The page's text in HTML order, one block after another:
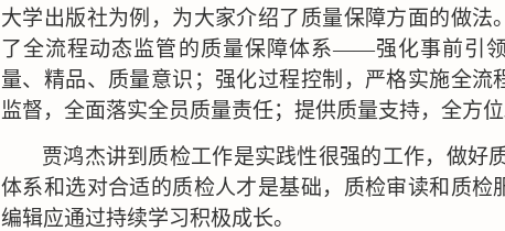
大学出版社为例，为大家介绍了质量保障方面的做法
了全流程动态监管的质量保障体系——强化事前引
量、精品、质量意识；强化过程控制，严格实施全流
监督，全面落实全员质量责任；提供质量支持，全方位
贾鸿杰讲到质检工作是实践性很强的工作，做好
体系和选对合适的质检人才是基础，质检审读和质检
编辑应通过持续学习积极成长。